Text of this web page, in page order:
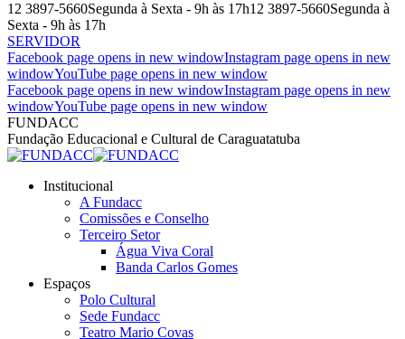
12 3897-5660Segunda à Sexta - 9h às 17h12 3897-5660Segunda à
Sexta - 9h às 17h
SERVIDOR
Facebook page opens in new windowInstagram page opens in new
windowYouTube page opens in new window
Facebook page opens in new windowInstagram page opens in new
windowYouTube page opens in new window
FUNDACC
Fundação Educacional e Cultural de Caraguatatuba
Institucional
A Fundacc
Comissões e Conselho
Terceiro Setor
Água Viva Coral
Banda Carlos Gomes
Espaços
Polo Cultural
Sede Fundacc
Teatro Mario Covas